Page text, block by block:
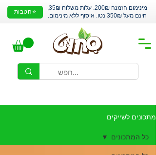
⭐הטבות
מינימום הזמנה 200₪. עלות משלוח 35₪,
חינם מעל 350₪ נטו. איסוף ללא מינימום.
מתכונים לשייקים
כל המתכונים